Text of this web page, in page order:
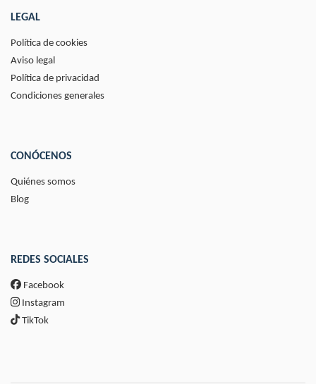
LEGAL
Política de cookies
Aviso legal
Política de privacidad
Condiciones generales
CONÓCENOS
Quiénes somos
Blog
REDES SOCIALES
Facebook
Instagram
TikTok